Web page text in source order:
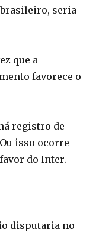
seria
que a
favorece o
registro de
isso ocorre
do Inter.
disputaria no